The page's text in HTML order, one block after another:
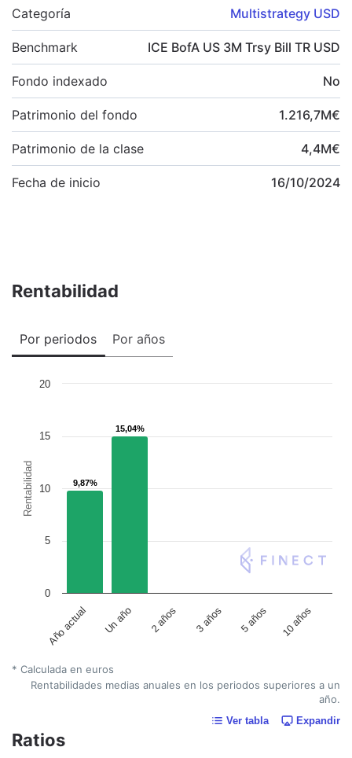
Categoría Multistrategy USD
Benchmark ICE BofA US 3M Trsy Bill TR USD
Fondo indexado No
Patrimonio del fondo 1.216,7M€
Patrimonio de la clase 4,4M€
Fecha de inicio 16/10/2024
Rentabilidad
Por periodos Por años
Rentabilidad 9,87%
9,87%
15,04%
15,04%
Año actual Un año 2 años 3 años 5 años 10 años
0
5
10
15
20
* Calculada en euros
Rentabilidades medias anuales en los periodos superiores a un
año.
Ver tabla Expandir
Ratios